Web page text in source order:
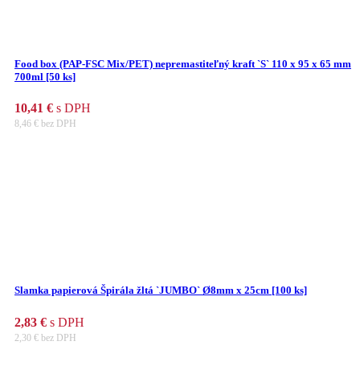
Food box (PAP-FSC Mix/PET) nepremastiteľný kraft `S` 110 x 95 x 65 mm
700ml [50 ks]
10,41 € s DPH
8,46 € bez DPH
Slamka papierová Špirála žltá `JUMBO` Ø8mm x 25cm [100 ks]
2,83 € s DPH
2,30 € bez DPH